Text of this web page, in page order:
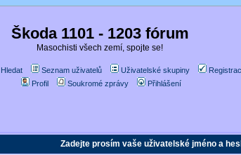
Škoda 1101 - 1203 fórum
Masochisti všech zemí, spojte se!
Hledat Seznam uživatelů Uživatelské skupiny
Profil
Soukromé zprávy Přihlášení
Zadejte prosím vaše uživatelské jméno a